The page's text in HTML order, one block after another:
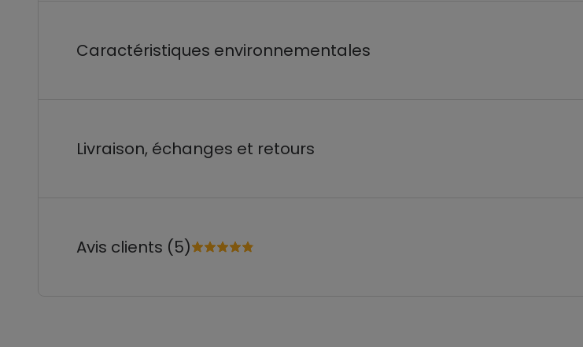
Caractéristiques environnementales
Livraison, échanges et retours
Avis clients (5)